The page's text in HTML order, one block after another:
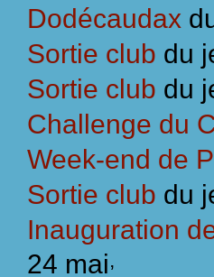
Dodécaudax
Sortie club du
Sortie club du
Challenge du
Week-end de
Sortie club du
Inauguration
24 mai,